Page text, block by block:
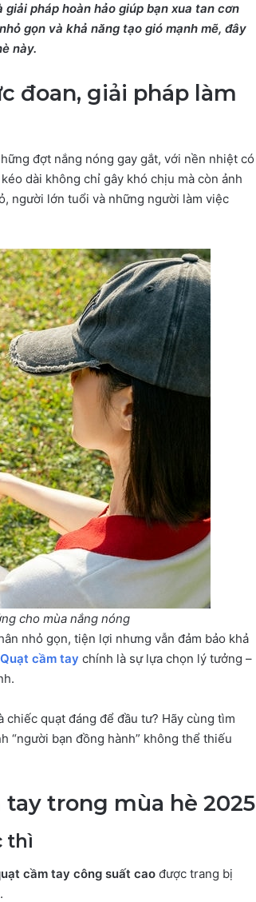
pháp hoàn hảo giúp bạn xua tan cơn
gọn và khả năng tạo gió mạnh mẽ, đây
này.
đoan, giải pháp làm
đợt nắng nóng gay gắt, với nền nhiệt có
dài không chỉ gây khó chịu mà còn ảnh
người lớn tuổi và những người làm việc
cho mùa nắng nóng
nhỏ gọn, tiện lợi nhưng vẫn đảm bảo khả
Quạt cầm tay chính là sự lựa chọn lý tưởng –
quạt đáng để đầu tư? Hãy cùng tìm
“người bạn đồng hành” không thể thiếu
trong mùa hè 2025
thì
cầm tay công suất cao được trang bị